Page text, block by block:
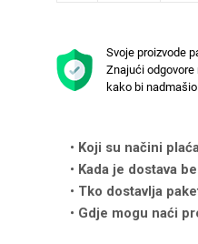
Svoje proizvode
Znajući
kako bi
Koji su načini
Kada je dostava
Tko dostavlja
Gdje mogu naći